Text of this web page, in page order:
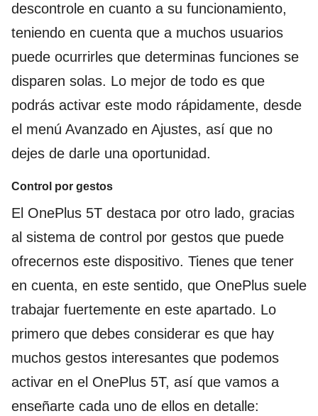
descontrole en cuanto a su funcionamiento,
teniendo en cuenta que a muchos usuarios
puede ocurrirles que determinas funciones se
disparen solas. Lo mejor de todo es que
podrás activar este modo rápidamente, desde
el menú Avanzado en Ajustes, así que no
dejes de darle una oportunidad.
Control por gestos
El OnePlus 5T destaca por otro lado, gracias
al sistema de control por gestos que puede
ofrecernos este dispositivo. Tienes que tener
en cuenta, en este sentido, que OnePlus suele
trabajar fuertemente en este apartado. Lo
primero que debes considerar es que hay
muchos gestos interesantes que podemos
activar en el OnePlus 5T, así que vamos a
enseñarte cada uno de ellos en detalle: